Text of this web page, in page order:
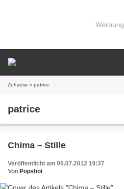
Werbung
Zuhause » patrice
patrice
Chima – Stille
Veröffentlicht am 05.07.2012 19:37
Von Popshot